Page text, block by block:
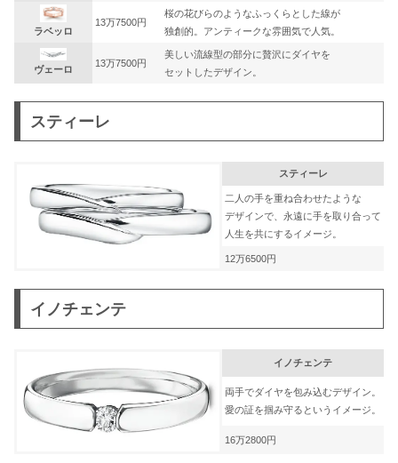
ラベッロ
13万7500円
桜の花びらのようなふっくらとした線が
独創的。アンティークな雰囲気で人気。
ヴェーロ
13万7500円
美しい流線型の部分に贅沢にダイヤを
セットしたデザイン。
スティーレ
スティーレ
二人の手を重ね合わせたような
デザインで、永遠に手を取り合って
人生を共にするイメージ。
12万6500円
イノチェンテ
イノチェンテ
両手でダイヤを包み込むデザイン。
愛の証を掴み守るというイメージ。
16万2800円